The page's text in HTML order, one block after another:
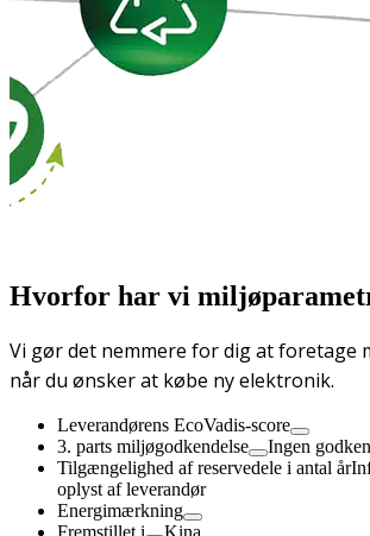
Hvorfor har vi
Vi gør det nemmere for dig at foretage
når du ønsker at købe ny elektronik.
Leverandørens EcoVadis-score
3. parts miljøgodkendelse
Ingen
Tilgængelighed af reservedele i antal år
oplyst af leverandør
Energimærkning
Fremstillet i
Kina